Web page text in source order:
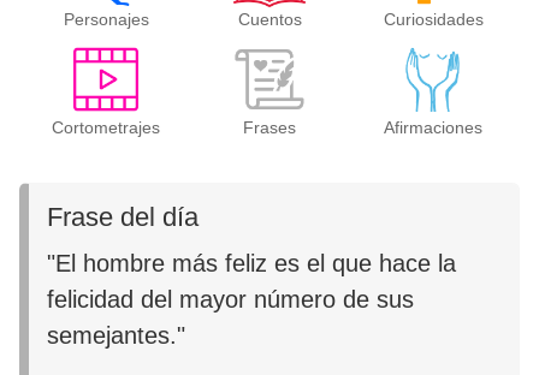
Personajes Cuentos Curiosidades
Cortometrajes Frases Afirmaciones
Frase del día
"El hombre más feliz es el que hace la
felicidad del mayor número de sus
semejantes."